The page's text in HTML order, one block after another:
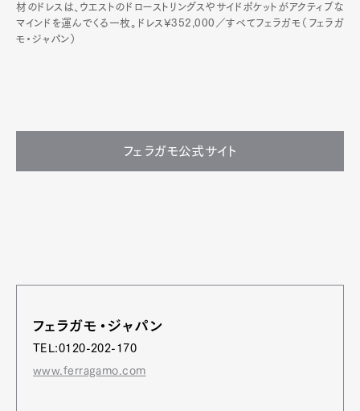
材のドレスは、ウエストのドローストリングスやサイドポケットがアクティブな
マインドを運んでくる一枚。ドレス¥352,000／すべてフェラガモ（フェラガ
モ・ジャパン）
フェラガモ公式サイト
フェラガモ・ジャパン
TEL:0120-202-170
www.ferragamo.com